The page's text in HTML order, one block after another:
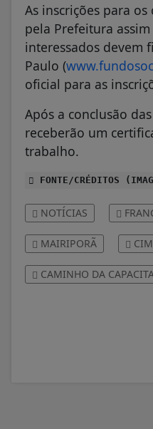
As inscrições para
pela Prefeitura
interessados devem
Paulo (
oficial para as
Após a conclusão
receberão um
trabalho.
FONTE/CRÉDITOS
NOTÍCIAS
MAIRIPORÃ
CAMINHO DA